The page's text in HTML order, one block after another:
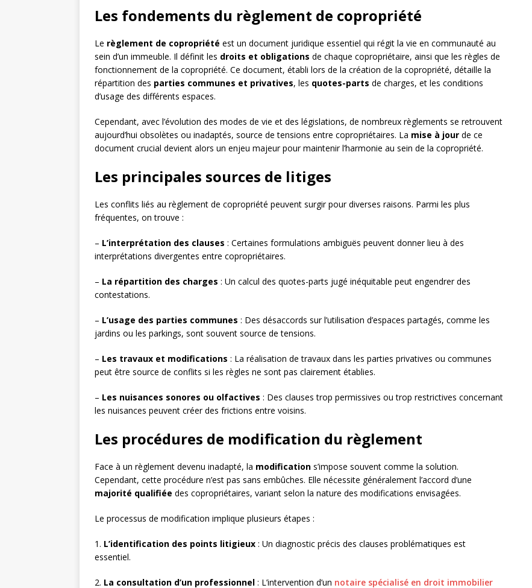
Les fondements du règlement de copropriété
Le règlement de copropriété est un document juridique essentiel qui régit la vie en communauté au
sein d’un immeuble. Il définit les droits et obligations de chaque copropriétaire, ainsi que les règles de
fonctionnement de la copropriété. Ce document, établi lors de la création de la copropriété, détaille la
répartition des parties communes et privatives, les quotes-parts de charges, et les conditions
d’usage des différents espaces.
Cependant, avec l’évolution des modes de vie et des législations, de nombreux règlements se retrouvent
aujourd’hui obsolètes ou inadaptés, source de tensions entre copropriétaires. La mise à jour de ce
document crucial devient alors un enjeu majeur pour maintenir l’harmonie au sein de la copropriété.
Les principales sources de litiges
Les conflits liés au règlement de copropriété peuvent surgir pour diverses raisons. Parmi les plus
fréquentes, on trouve :
– L’interprétation des clauses : Certaines formulations ambiguës peuvent donner lieu à des
interprétations divergentes entre copropriétaires.
– La répartition des charges : Un calcul des quotes-parts jugé inéquitable peut engendrer des
contestations.
– L’usage des parties communes : Des désaccords sur l’utilisation d’espaces partagés, comme les
jardins ou les parkings, sont souvent source de tensions.
– Les travaux et modifications : La réalisation de travaux dans les parties privatives ou communes
peut être source de conflits si les règles ne sont pas clairement établies.
– Les nuisances sonores ou olfactives : Des clauses trop permissives ou trop restrictives concernant
les nuisances peuvent créer des frictions entre voisins.
Les procédures de modification du règlement
Face à un règlement devenu inadapté, la modification s’impose souvent comme la solution.
Cependant, cette procédure n’est pas sans embûches. Elle nécessite généralement l’accord d’une
majorité qualifiée des copropriétaires, variant selon la nature des modifications envisagées.
Le processus de modification implique plusieurs étapes :
1. L’identification des points litigieux : Un diagnostic précis des clauses problématiques est
essentiel.
2. La consultation d’un professionnel : L’intervention d’un notaire spécialisé en droit immobilier